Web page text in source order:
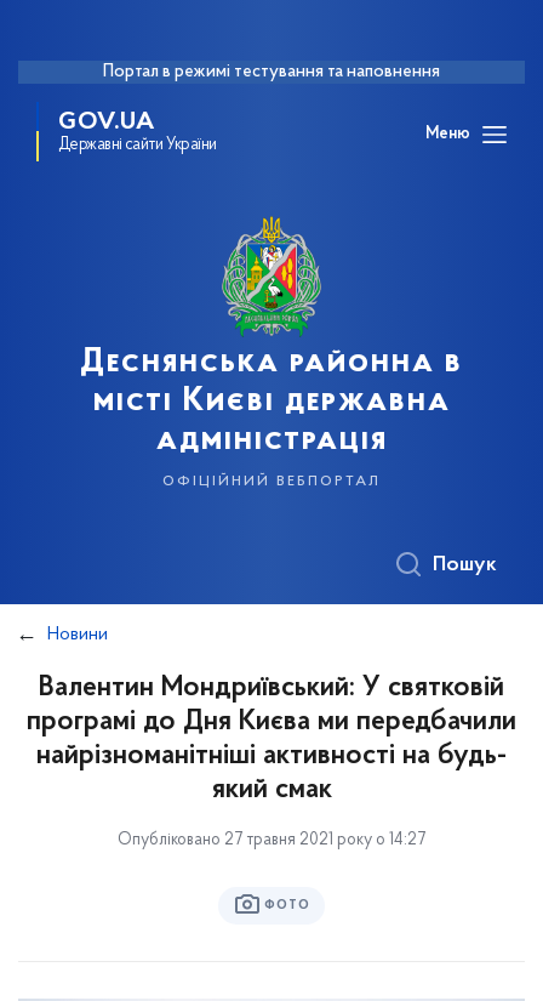
Портал в режимі тестування та наповнення
GOV.UA
Державні сайти України
Меню
Деснянська районна в
місті Києві державна
адміністрація
офіційний вебпортал
Пошук
Новини
Валентин Мондриївський: У святковій
програмі до Дня Києва ми передбачили
найрізноманітніші активності на будь-
який смак
Опубліковано 27 травня 2021 року о 14:27
ФОТО